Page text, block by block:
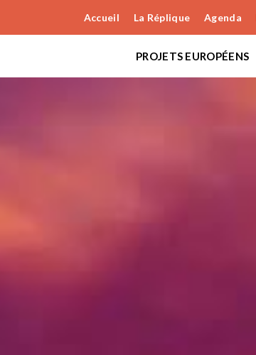
Accueil La Réplique Agenda
PROJETS EUROPÉENS